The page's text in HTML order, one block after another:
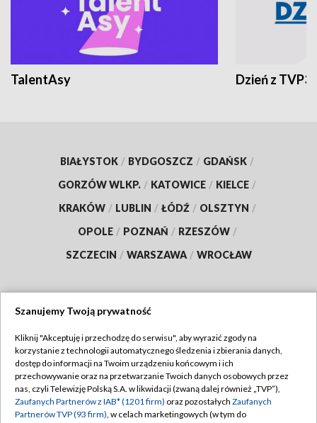
TalentAsy Dzień z TVP3
BIAŁYSTOK / BYDGOSZCZ / GDAŃSK /
GORZÓW WLKP. / KATOWICE / KIELCE /
KRAKÓW / LUBLIN / ŁÓDŹ / OLSZTYN /
OPOLE / POZNAŃ / RZESZÓW /
SZCZECIN / WARSZAWA / WROCŁAW
TVP
Abonament TVP
Emisja w TVP
Regulamin TVP
Polityka prywatności
Szanujemy Twoją prywatność
Kliknij "Akceptuję i przechodzę do serwisu", aby wyrazić zgody na
korzystanie z technologii automatycznego śledzenia i zbierania danych,
dostęp do informacji na Twoim urządzeniu końcowym i ich
przechowywanie oraz na przetwarzanie Twoich danych osobowych przez
nas, czyli Telewizję Polską S.A. w likwidacji (zwaną dalej również „TVP”),
Zaufanych Partnerów z IAB* (1201 firm) oraz pozostałych Zaufanych
Partnerów TVP (93 firm), w celach marketingowych (w tym do